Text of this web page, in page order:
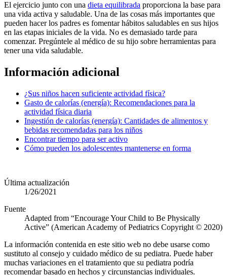
El ejercicio junto con una dieta equilibrada​ proporciona la base para
una vida activa y saludable. Una de las cosas más importantes que
pueden hacer los padres es fomentar hábitos saludables en sus hijos
en las etapas iniciales de la vida. No es demasiado tarde para
comenzar. Pregúntele al médico de su hijo sobre herramientas para
tener una vida saludable.
​Información adicional
¿Sus niños hacen suficiente actividad física?​
Gasto de calorías (energía): Recomendaciones para la
actividad física diaria
Ingestión de calorías (energía): Cantidades de alimentos y
bebidas recomendadas para los niños
Encontrar tiempo para ser activo
Cómo pueden los adolescentes mantenerse en forma
Última actualización
1/26/2021
Fuente
Adapted from “Encourage Your Child to Be Physically
Active” (American Academy of Pediatrics Copyright © 2020)
La información contenida en este sitio web no debe usarse como
sustituto al consejo y cuidado médico de su pediatra. Puede haber
muchas variaciones en el tratamiento que su pediatra podría
recomendar basado en hechos y circunstancias individuales.